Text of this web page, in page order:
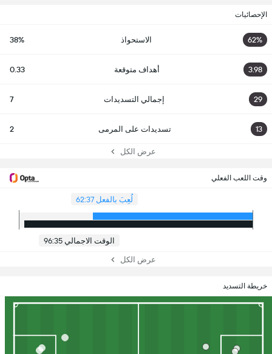
الإحصائيات
62% الاستحواذ 38%
3.98 أهداف متوقعة 0.33
29 إجمالي التسديدات 7
13 تسديدات على المرمى 2
عرض الكل
وقت اللعب الفعلي
لُعِبَ بالفعل 62:37
الوقت الاجمالي 96:35
عرض الكل
خريطة التسديد